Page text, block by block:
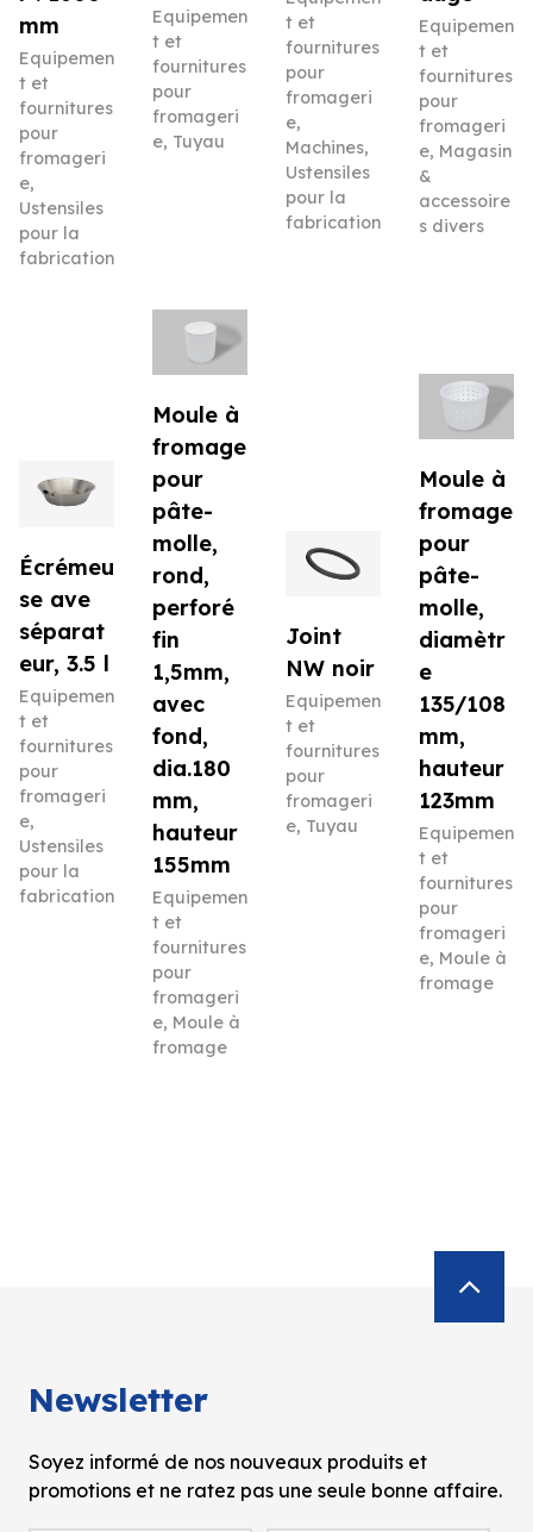
mm
Equipemen
t et
fournitures
pour
fromageri
e,
Ustensiles
pour la
fabrication
Equipemen
t et
fournitures
pour
fromageri
e, Tuyau
t et
fournitures
pour
fromageri
e,
Machines,
Ustensiles
pour la
fabrication
Equipemen
t et
fournitures
pour
fromageri
e, Magasin
&
accessoire
s divers
Écrémeu
se ave
séparat
eur, 3.5 l
Equipemen
t et
fournitures
pour
fromageri
e,
Ustensiles
pour la
fabrication
Moule à
fromage
pour
pâte-
molle,
rond,
perforé
fin
1,5mm,
avec
fond,
dia.180
mm,
hauteur
155mm
Equipemen
t et
fournitures
pour
fromageri
e, Moule à
fromage
Joint
NW noir
Equipemen
t et
fournitures
pour
fromageri
e, Tuyau
Moule à
fromage
pour
pâte-
molle,
diamètr
e
135/108
mm,
hauteur
123mm
Equipemen
t et
fournitures
pour
fromageri
e, Moule à
fromage
Newsletter
Soyez informé de nos nouveaux produits et
promotions et ne ratez pas une seule bonne affaire.